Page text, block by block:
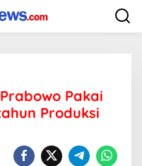
Pakai
Produksi